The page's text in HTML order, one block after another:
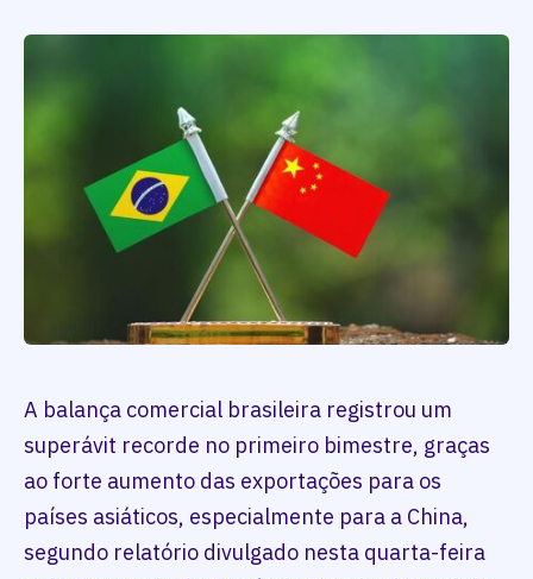
A balança comercial brasileira registrou um
superávit recorde no primeiro bimestre, graças
ao forte aumento das exportações para os
países asiáticos, especialmente para a China,
segundo relatório divulgado nesta quarta-feira